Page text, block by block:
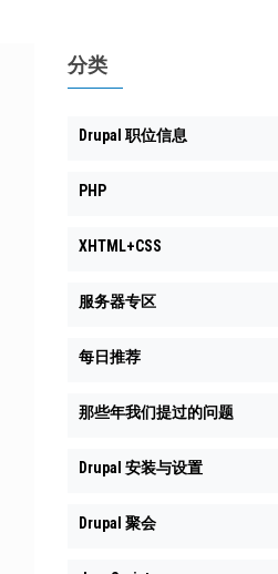
分类
Drupal 职位信息
PHP
XHTML+CSS
服务器专区
每日推荐
那些年我们提过的问题
Drupal 安装与设置
Drupal 聚会